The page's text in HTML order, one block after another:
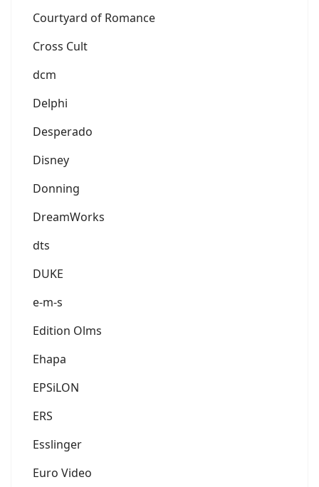
Courtyard of Romance
Cross Cult
dcm
Delphi
Desperado
Disney
Donning
DreamWorks
dts
DUKE
e-m-s
Edition Olms
Ehapa
EPSiLON
ERS
Esslinger
Euro Video